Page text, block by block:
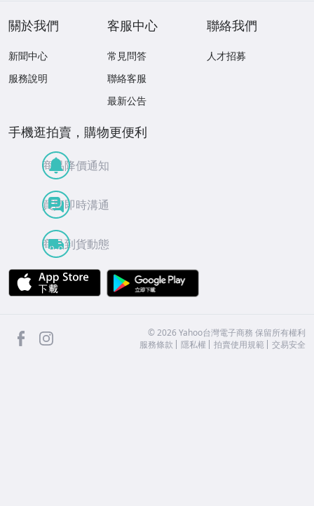
關於我們
新聞中心
服務說明
客服中心
常見問答
聯絡客服
最新公告
聯絡我們
人才招募
手機逛拍賣，購物更便利
商品降價通知
買賣即時溝通
商品到貨動態
APP Store
facebook ©2026 Yahoo台灣電子商務 保留所有權利
服務條款
隱私權 拍賣使用規範 交易安全